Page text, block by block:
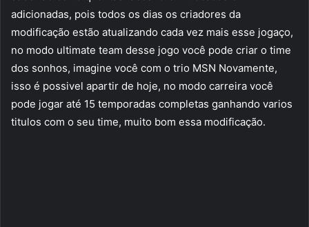
adicionadas, pois todos os dias os criadores da
modificação estão atualizando cada vez mais esse jogaço,
no modo ultimate team desse jogo você pode criar o time
dos sonhos, imagine você com o trio MSN Novamente,
isso é possivel apartir de hoje, no modo carreira você
pode jogar até 15 temporadas completas ganhando varios
titulos com o seu time, muito bom essa modificação.